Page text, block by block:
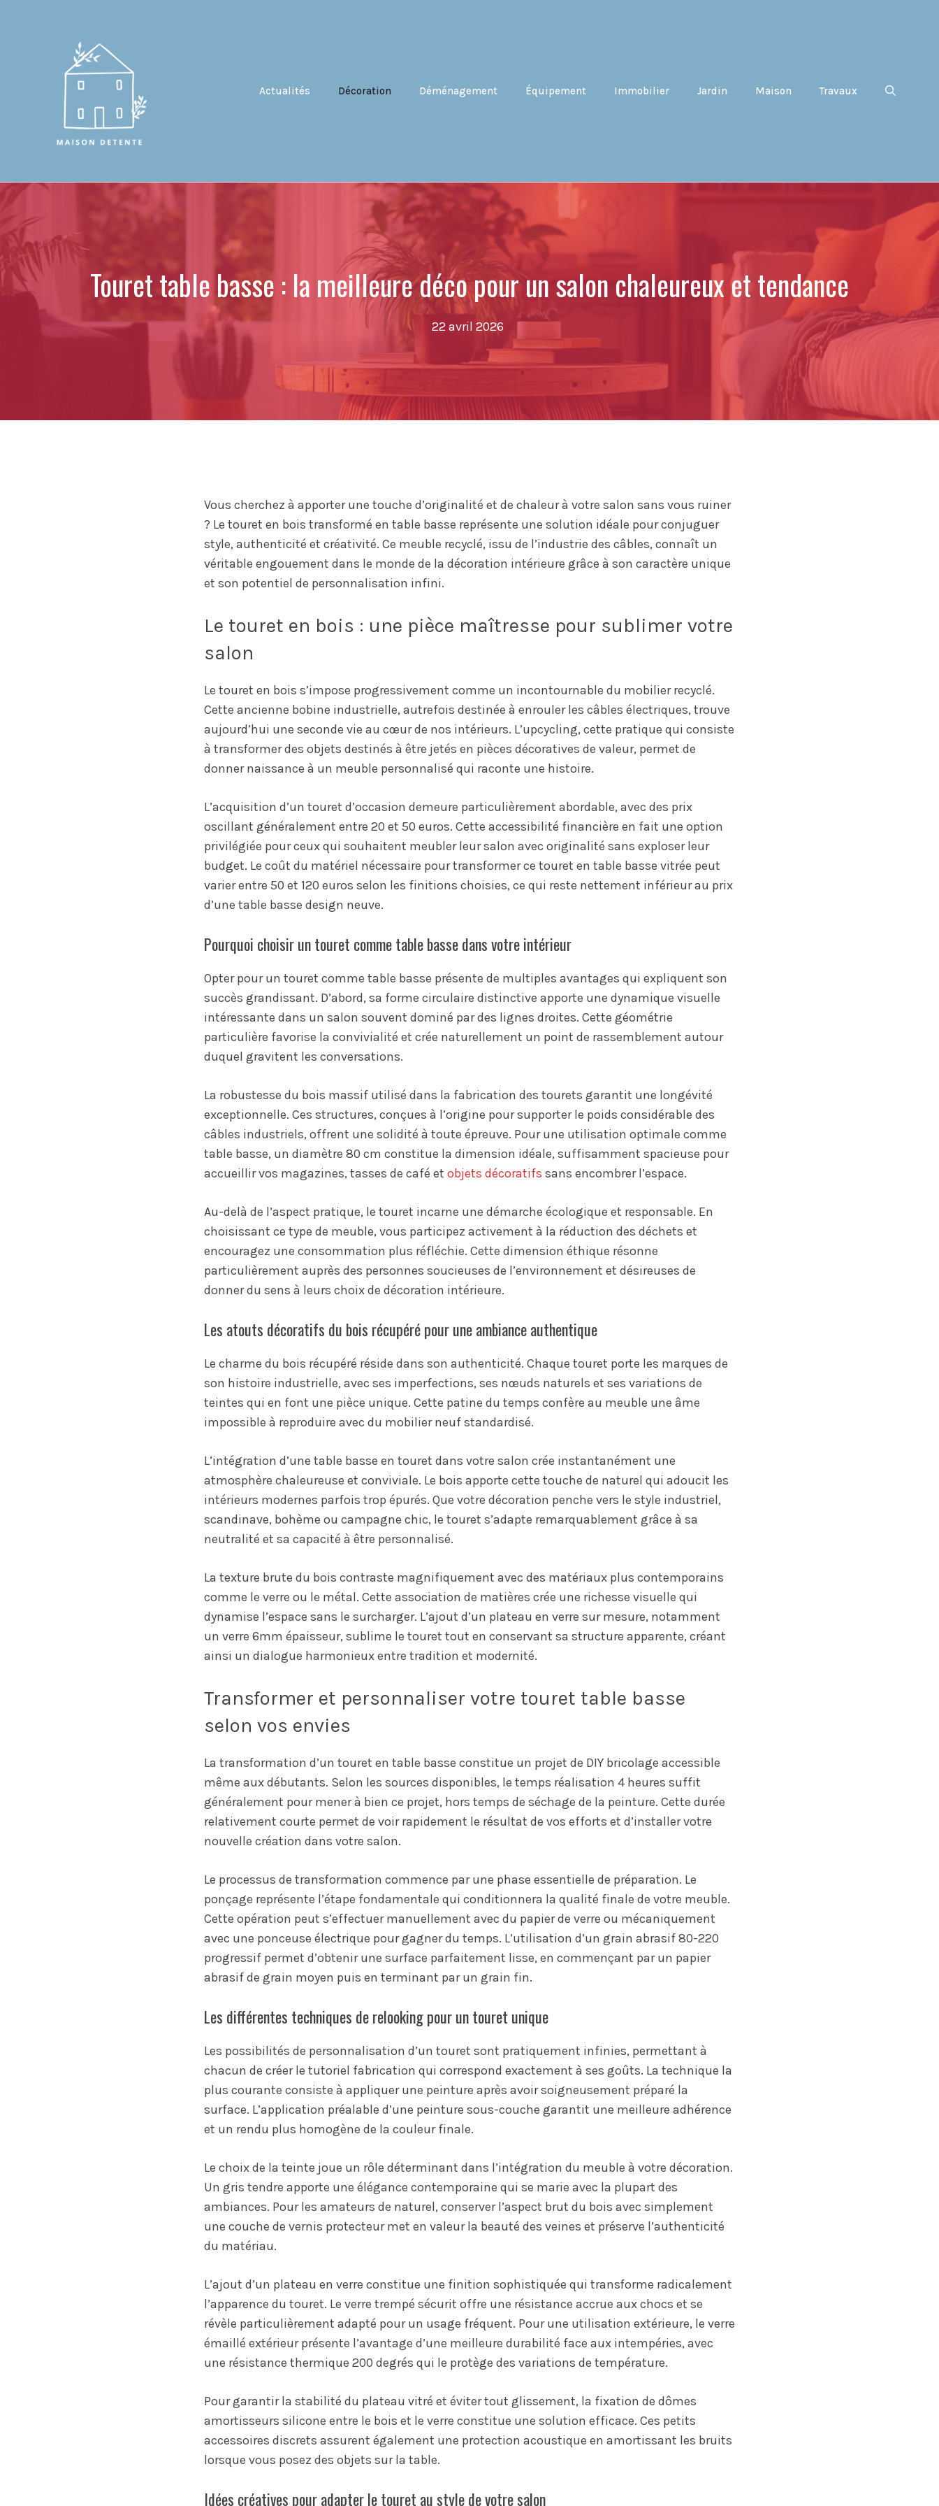
Actualités Décoration Déménagement Équipement Immobilier Jardin Maison Travaux
Touret table basse : la meilleure déco pour un salon chaleureux et tendance
22 avril 2026
Vous cherchez à apporter une touche d’originalité et de chaleur à votre salon sans vous ruiner
? Le touret en bois transformé en table basse représente une solution idéale pour conjuguer
style, authenticité et créativité. Ce meuble recyclé, issu de l’industrie des câbles, connaît un
véritable engouement dans le monde de la décoration intérieure grâce à son caractère unique
et son potentiel de personnalisation infini.
Le touret en bois : une pièce maîtresse pour sublimer votre
salon
Le touret en bois s’impose progressivement comme un incontournable du mobilier recyclé.
Cette ancienne bobine industrielle, autrefois destinée à enrouler les câbles électriques, trouve
aujourd’hui une seconde vie au cœur de nos intérieurs. L’upcycling, cette pratique qui consiste
à transformer des objets destinés à être jetés en pièces décoratives de valeur, permet de
donner naissance à un meuble personnalisé qui raconte une histoire.
L’acquisition d’un touret d’occasion demeure particulièrement abordable, avec des prix
oscillant généralement entre 20 et 50 euros. Cette accessibilité financière en fait une option
privilégiée pour ceux qui souhaitent meubler leur salon avec originalité sans exploser leur
budget. Le coût du matériel nécessaire pour transformer ce touret en table basse vitrée peut
varier entre 50 et 120 euros selon les finitions choisies, ce qui reste nettement inférieur au prix
d’une table basse design neuve.
Pourquoi choisir un touret comme table basse dans votre intérieur
Opter pour un touret comme table basse présente de multiples avantages qui expliquent son
succès grandissant. D’abord, sa forme circulaire distinctive apporte une dynamique visuelle
intéressante dans un salon souvent dominé par des lignes droites. Cette géométrie
particulière favorise la convivialité et crée naturellement un point de rassemblement autour
duquel gravitent les conversations.
La robustesse du bois massif utilisé dans la fabrication des tourets garantit une longévité
exceptionnelle. Ces structures, conçues à l’origine pour supporter le poids considérable des
câbles industriels, offrent une solidité à toute épreuve. Pour une utilisation optimale comme
table basse, un diamètre 80 cm constitue la dimension idéale, suffisamment spacieuse pour
accueillir vos magazines, tasses de café et objets décoratifs sans encombrer l’espace.
Au-delà de l’aspect pratique, le touret incarne une démarche écologique et responsable. En
choisissant ce type de meuble, vous participez activement à la réduction des déchets et
encouragez une consommation plus réfléchie. Cette dimension éthique résonne
particulièrement auprès des personnes soucieuses de l’environnement et désireuses de
donner du sens à leurs choix de décoration intérieure.
Les atouts décoratifs du bois récupéré pour une ambiance authentique
Le charme du bois récupéré réside dans son authenticité. Chaque touret porte les marques de
son histoire industrielle, avec ses imperfections, ses nœuds naturels et ses variations de
teintes qui en font une pièce unique. Cette patine du temps confère au meuble une âme
impossible à reproduire avec du mobilier neuf standardisé.
L’intégration d’une table basse en touret dans votre salon crée instantanément une
atmosphère chaleureuse et conviviale. Le bois apporte cette touche de naturel qui adoucit les
intérieurs modernes parfois trop épurés. Que votre décoration penche vers le style industriel,
scandinave, bohème ou campagne chic, le touret s’adapte remarquablement grâce à sa
neutralité et sa capacité à être personnalisé.
La texture brute du bois contraste magnifiquement avec des matériaux plus contemporains
comme le verre ou le métal. Cette association de matières crée une richesse visuelle qui
dynamise l’espace sans le surcharger. L’ajout d’un plateau en verre sur mesure, notamment
un verre 6mm épaisseur, sublime le touret tout en conservant sa structure apparente, créant
ainsi un dialogue harmonieux entre tradition et modernité.
Transformer et personnaliser votre touret table basse
selon vos envies
La transformation d’un touret en table basse constitue un projet de DIY bricolage accessible
même aux débutants. Selon les sources disponibles, le temps réalisation 4 heures suffit
généralement pour mener à bien ce projet, hors temps de séchage de la peinture. Cette durée
relativement courte permet de voir rapidement le résultat de vos efforts et d’installer votre
nouvelle création dans votre salon.
Le processus de transformation commence par une phase essentielle de préparation. Le
ponçage représente l’étape fondamentale qui conditionnera la qualité finale de votre meuble.
Cette opération peut s’effectuer manuellement avec du papier de verre ou mécaniquement
avec une ponceuse électrique pour gagner du temps. L’utilisation d’un grain abrasif 80-220
progressif permet d’obtenir une surface parfaitement lisse, en commençant par un papier
abrasif de grain moyen puis en terminant par un grain fin.
Les différentes techniques de relooking pour un touret unique
Les possibilités de personnalisation d’un touret sont pratiquement infinies, permettant à
chacun de créer le tutoriel fabrication qui correspond exactement à ses goûts. La technique la
plus courante consiste à appliquer une peinture après avoir soigneusement préparé la
surface. L’application préalable d’une peinture sous-couche garantit une meilleure adhérence
et un rendu plus homogène de la couleur finale.
Le choix de la teinte joue un rôle déterminant dans l’intégration du meuble à votre décoration.
Un gris tendre apporte une élégance contemporaine qui se marie avec la plupart des
ambiances. Pour les amateurs de naturel, conserver l’aspect brut du bois avec simplement
une couche de vernis protecteur met en valeur la beauté des veines et préserve l’authenticité
du matériau.
L’ajout d’un plateau en verre constitue une finition sophistiquée qui transforme radicalement
l’apparence du touret. Le verre trempé sécurit offre une résistance accrue aux chocs et se
révèle particulièrement adapté pour un usage fréquent. Pour une utilisation extérieure, le verre
émaillé extérieur présente l’avantage d’une meilleure durabilité face aux intempéries, avec
une résistance thermique 200 degrés qui le protège des variations de température.
Pour garantir la stabilité du plateau vitré et éviter tout glissement, la fixation de dômes
amortisseurs silicone entre le bois et le verre constitue une solution efficace. Ces petits
accessoires discrets assurent également une protection acoustique en amortissant les bruits
lorsque vous posez des objets sur la table.
Idées créatives pour adapter le touret au style de votre salon